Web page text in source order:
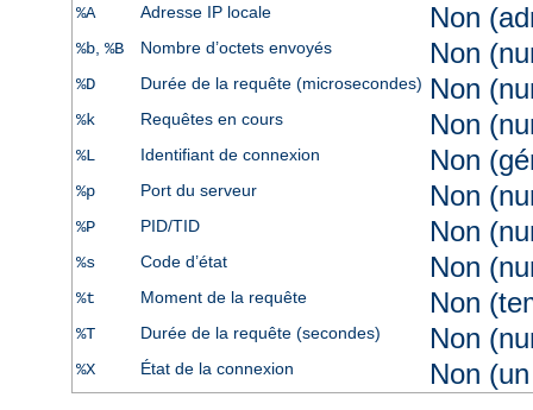
%A Adresse IP locale Non
%b, %B Nombre d’octets envoyés Non
%D Durée de la requête (microsecondes) Non
%k Requêtes en cours Non
%L Identifiant de connexion Non
%p Port du serveur Non
%P PID/TID Non
%s Code d’état Non
%t Moment de la requête Non
%T Durée de la requête (secondes) Non
%X État de la connexion Non